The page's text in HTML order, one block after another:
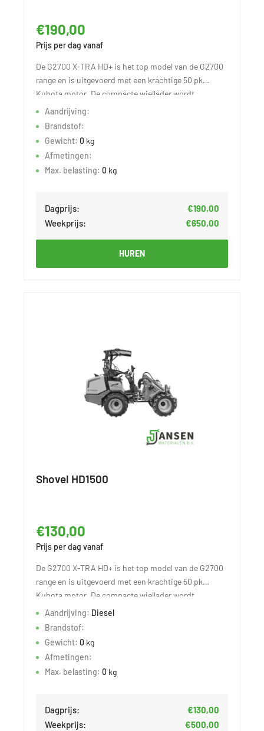
Prijs per dag vanaf
€190,00
De G2700 X-TRA HD+ is het top model van de G2700
range en is uitgevoerd met een krachtige 50 pk
Kubota motor. De compacte wiellader wordt
aangedreven door 12 tons planetaire assen met
elektrisch inschakelbare 100% sper op beide assen.
28.000 N en maximale rijsnelheid van 30 km/h.
Te huren met palletvork of grondbak
Aandrijving:
Brandstof:
Gewicht: 0 kg
Afmetingen:
Max. belasting: 0 kg
Dagprijs:
€190,00
Weekprijs:
€650,00
HUREN
Shovel HD1500
Prijs per dag vanaf
€130,00
De G2700 X-TRA HD+ is het top model van de G2700
range en is uitgevoerd met een krachtige 50 pk
Kubota motor. De compacte wiellader wordt
aangedreven door 12 tons planetaire assen met
elektrisch inschakelbare 100% sper op beide assen.
28.000 N en maximale rijsnelheid van 30 km/h.
Te huren met palletvork of grondbak
Aandrijving: Diesel
Brandstof:
Gewicht: 0 kg
Afmetingen:
Max. belasting: 0 kg
Dagprijs:
€130,00
Weekprijs:
€500,00